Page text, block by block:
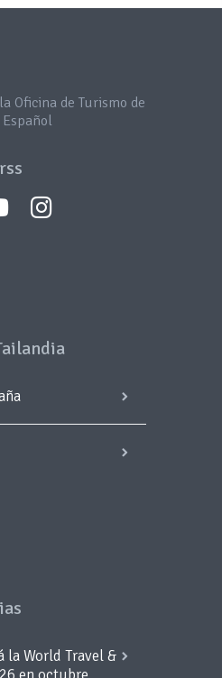
Oficina de Turismo de
Español
la World Travel &